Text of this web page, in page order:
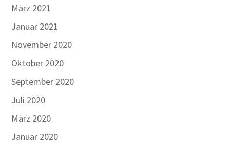
März 2021
Januar 2021
November 2020
Oktober 2020
September 2020
Juli 2020
März 2020
Januar 2020